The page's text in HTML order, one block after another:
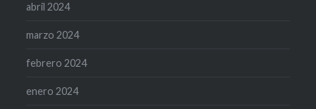
abril 2024
marzo 2024
febrero 2024
enero 2024